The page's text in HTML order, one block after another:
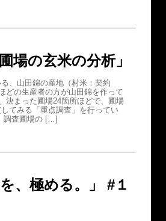
場の玄米の分析」
、山田錦の産地（村米：契約
どの生産者の方が山田錦を作って
まった圃場24箇所ほどで、圃場
てみる「重点調査」を行ってい
査圃場の […]
、極める。」 #１